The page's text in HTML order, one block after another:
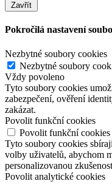
Zavřít
Pokročilá nastavení
Nezbytné soubory cookies
Nezbytné soubory
Vždy povoleno
Tyto soubory cookies
zabezpečení, ověření
zakázat.
Povolit funkční cookies
Povolit funkční cookies
Tyto soubory cookies
volby uživatelů, abychom
personalizovanou
Povolit analytické cookies